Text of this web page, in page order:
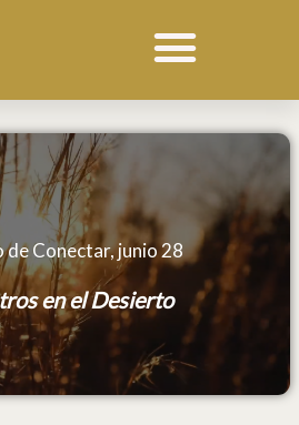
de Conectar, junio 28
en el Desierto